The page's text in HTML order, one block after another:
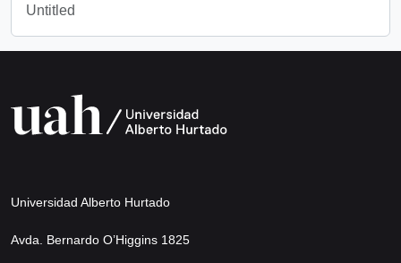
Untitled
Universidad Alberto Hurtado
Avda. Bernardo O’Higgins 1825